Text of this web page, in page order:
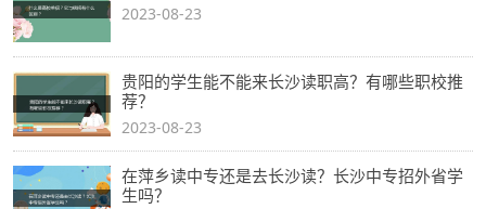
2023-08-23
贵阳的学生能不能来长沙读职高？有哪些职校推
荐？
2023-08-23
在萍乡读中专还是去长沙读？长沙中专招外省学
生吗？